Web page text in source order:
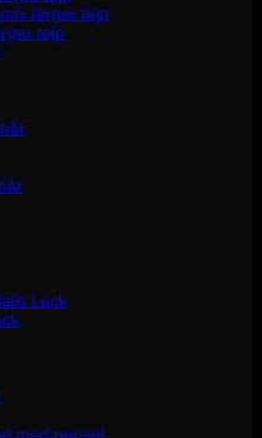
färger tejp
tejp
Lack
med pensel